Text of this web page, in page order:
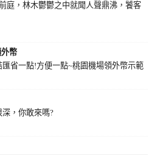
庭，林木鬱鬱之中就聞人聲鼎沸，饕客
幣
省一點!方便一點~桃園機場領外幣示範
，你敢來嗎?